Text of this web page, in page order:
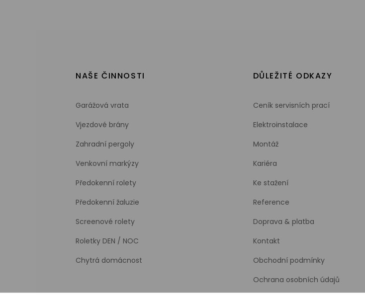
NAŠE ČINNOSTI
Garážová vrata
Vjezdové brány
Zahradní pergoly
Venkovní markýzy
Předokenní rolety
Předokenní žaluzie
Screenové rolety
Roletky DEN / NOC
Chytrá domácnost
DŮLEŽITÉ ODKAZY
Ceník servisních prací
Elektroinstalace
Montáž
Kariéra
Ke stažení
Reference
Doprava & platba
Kontakt
Obchodní podmínky
Ochrana osobních údajů